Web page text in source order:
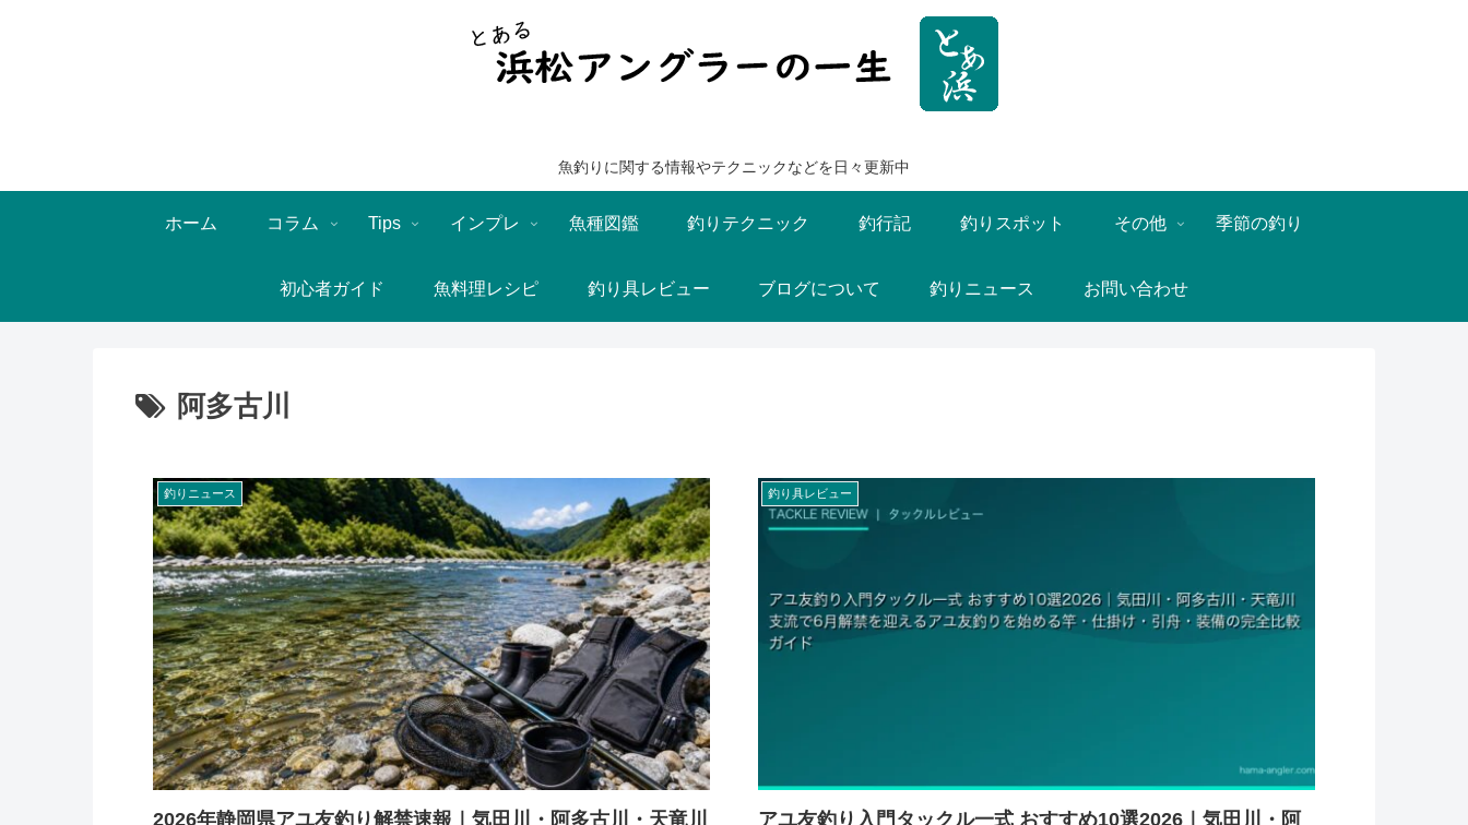
魚釣りに関する情報やテクニックなどを日々更新中
ホーム コラム Tips インプレ 魚種図鑑 釣りテクニック 釣行記 釣りスポット その他 季節の釣り
初心者ガイド 魚料理レシピ 釣り具レビュー ブログについて 釣りニュース お問い合わせ
阿多古川
釣りニュース
2026年静岡県アユ友釣り解禁速報｜気田川・阿多古川・天竜川
釣り具レビュー
アユ友釣り入門タックル一式 おすすめ10選2026｜気田川・阿